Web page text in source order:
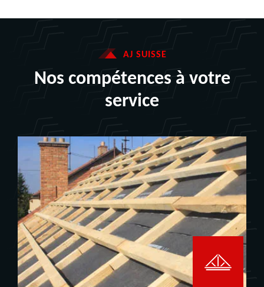
AJ SUISSE
Nos compétences à votre
service